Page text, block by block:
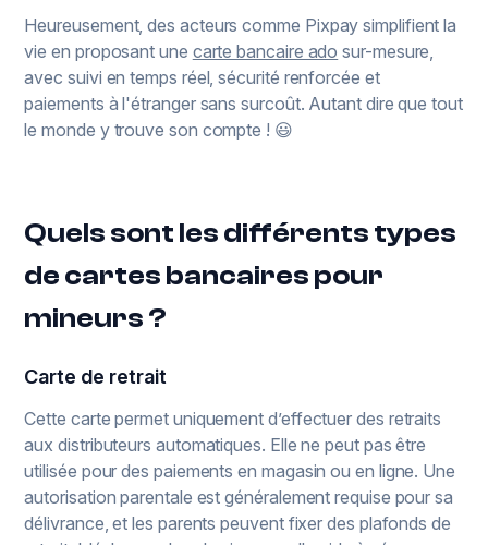
Heureusement, des acteurs comme Pixpay simplifient la
vie en proposant une carte bancaire ado sur-mesure,
avec suivi en temps réel, sécurité renforcée et
paiements à l'étranger sans surcoût. Autant dire que tout
le monde y trouve son compte ! 😃
Quels sont les différents types
de cartes bancaires pour
mineurs ?
Carte de retrait
Cette carte permet uniquement d’effectuer des retraits
aux distributeurs automatiques. Elle ne peut pas être
utilisée pour des paiements en magasin ou en ligne. Une
autorisation parentale est généralement requise pour sa
délivrance, et les parents peuvent fixer des plafonds de